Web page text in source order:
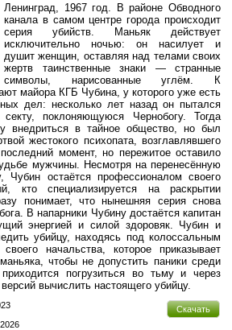
Ленинград, 1967 год. В районе Обводного
канала в самом центре города происходит
серия убийств. Маньяк действует
исключительно ночью: он насилует и
душит женщин, оставляя над телами своих
жертв таинственные знаки — странные
символы, нарисованные углём. К
майора КГБ Чубина, у которого уже есть
дел: несколько лет назад он пытался
секту, поклоняющуюся Чернобогу. Тогда
внедриться в тайное общество, но был
жестокого психопата, возглавлявшего
момент, но пережитое оставило
мужчины. Несмотря на перенесённую
Чубин остаётся профессионалом своего
кто специализируется на раскрытии
понимает, что нынешняя серия снова
В напарники Чубину достаётся капитан
энергией и силой здоровяк. Чубин и
убийцу, находясь под колоссальным
начальства, которое приказывает
чтобы не допустить паники среди
погрузиться во тьму и через
вычислить настоящего убийцу.
Скачать